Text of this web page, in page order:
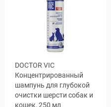
DOCTOR VIC
Концентрированный
шампунь для глубокой
очистки шерсти собак и
кошек, 250 мл